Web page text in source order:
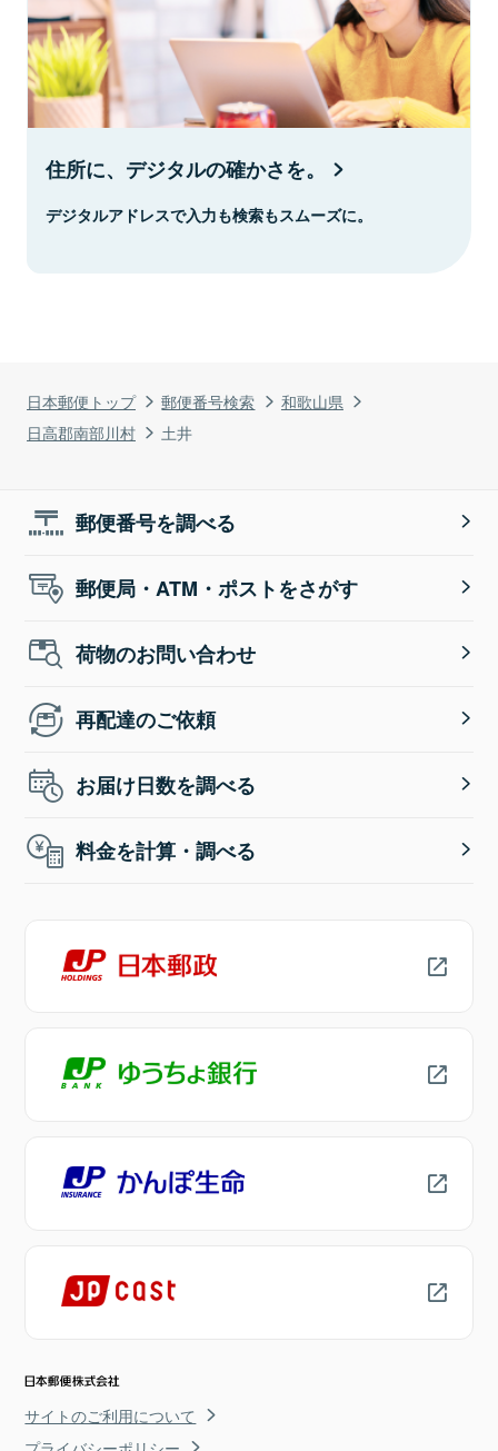
日本郵便トップ 郵便番号検索
和歌山県
日高郡南部川村
土井
住所に、デジタルの確かさを。
デジタルアドレスで入力も検索もスムーズに。
郵便番号を調べる
郵便局・ATM・ポストをさがす
荷物のお問い合わせ
再配達のご依頼
お届け日数を調べる
料金を計算・調べる
サイトのご利用について